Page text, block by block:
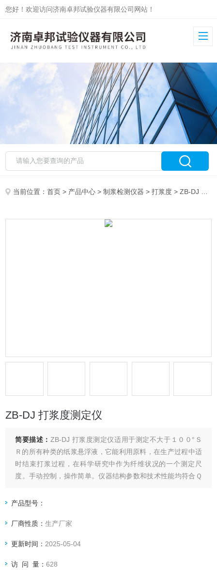
您好！欢迎访问济南卓邦试验仪器有限公司网站！
当前位置：首页 > 产品中心 >制浆检测仪器 >打浆度 > ZB-DJ 打浆度测定仪
ZB-DJ 打浆度测定仪
简要描述： ZB-DJ 打浆度测定仪适用于测定不大于１００°Ｓ
Ｒ的所有种类的纸浆悬浮液，它能利用原料，在生产过程中适
时结束打浆过程，在科学研究中作为纤维状况的一个测定尺
度。手动控制，操作简单。仪器结构参数和技术性能均符合Ｑ
２－１９８２《浆料打浆度的测定法（肖伯尔－瑞格勒法）》
产品型号：
厂商性质：生产厂家
更新时间： 2025-05-04
访 问 量：628